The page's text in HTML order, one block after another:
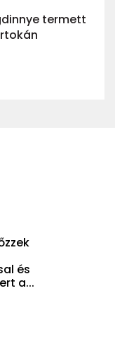
termett
és
a...